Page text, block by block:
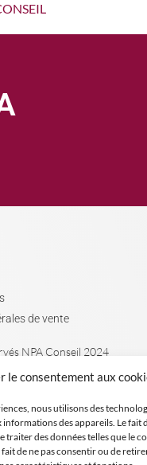
le consentement aux
nous utilisons des
des appareils. Le fait
traiter des données telles que le
fait de ne pas consentir ou de
de vente
NPA Conseil 2024